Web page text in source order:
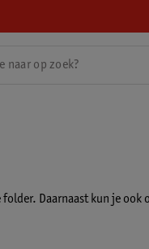
Daarnaast kun je ook